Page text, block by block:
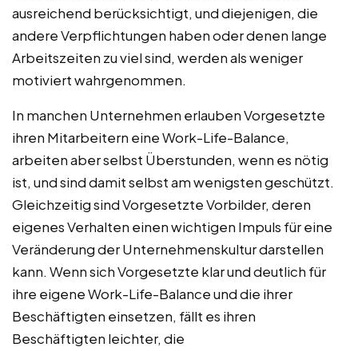
ausreichend berücksichtigt, und diejenigen, die
andere Verpflichtungen haben oder denen lange
Arbeitszeiten zu viel sind, werden als weniger
motiviert wahrgenommen.
In manchen Unternehmen erlauben Vorgesetzte
ihren Mitarbeitern eine Work-Life-Balance,
arbeiten aber selbst Überstunden, wenn es nötig
ist, und sind damit selbst am wenigsten geschützt.
Gleichzeitig sind Vorgesetzte Vorbilder, deren
eigenes Verhalten einen wichtigen Impuls für eine
Veränderung der Unternehmenskultur darstellen
kann. Wenn sich Vorgesetzte klar und deutlich für
ihre eigene Work-Life-Balance und die ihrer
Beschäftigten einsetzen, fällt es ihren
Beschäftigten leichter, die